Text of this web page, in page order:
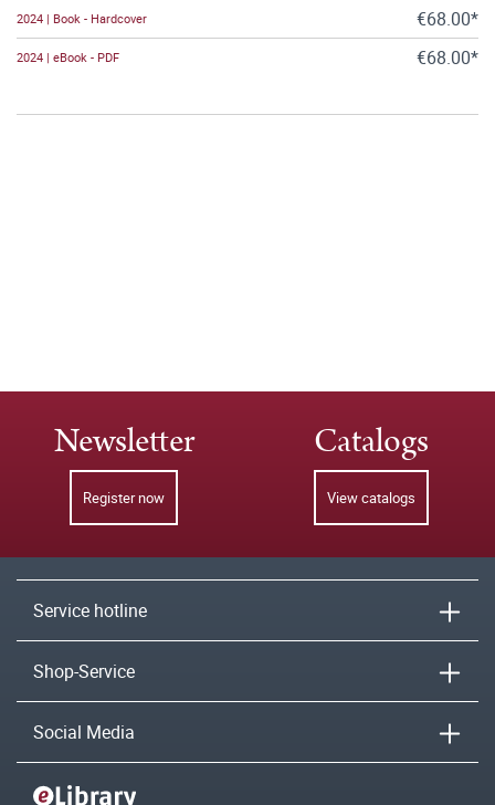
2024 | Book - Hardcover €68.00*
2024 | eBook - PDF €68.00*
Newsletter
Register now
Catalogs
View catalogs
Service hotline
Shop-Service
Social Media